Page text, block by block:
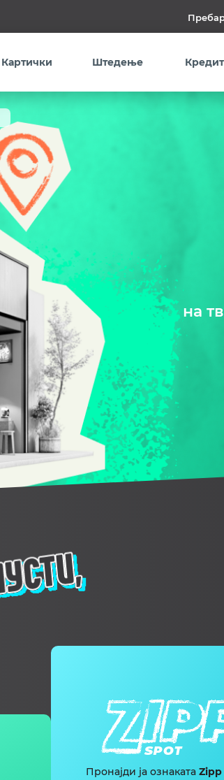
Картички Штедење
на
Пронајди ја ознаката Zipp